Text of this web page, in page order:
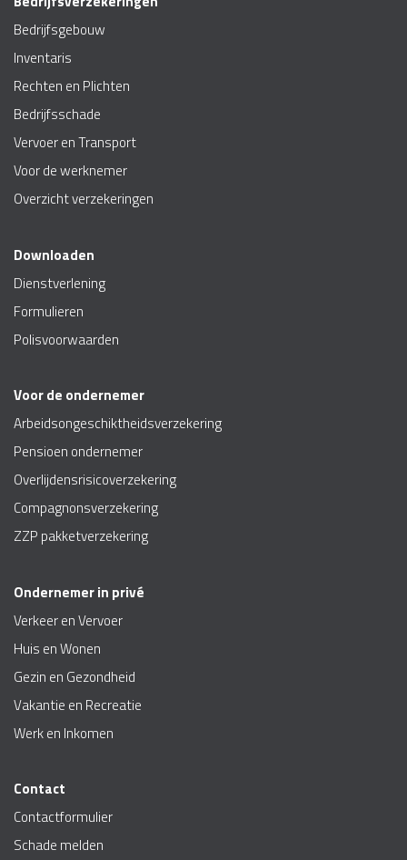
Bedrijfsgebouw
Inventaris
Rechten en Plichten
Bedrijfsschade
Vervoer en Transport
Voor de werknemer
Overzicht verzekeringen
Downloaden
Dienstverlening
Formulieren
Polisvoorwaarden
Voor de ondernemer
Arbeidsongeschiktheidsverzekering
Pensioen ondernemer
Overlijdensrisicoverzekering
Compagnonsverzekering
ZZP pakketverzekering
Ondernemer in privé
Verkeer en Vervoer
Huis en Wonen
Gezin en Gezondheid
Vakantie en Recreatie
Werk en Inkomen
Contact
Contactformulier
Schade melden